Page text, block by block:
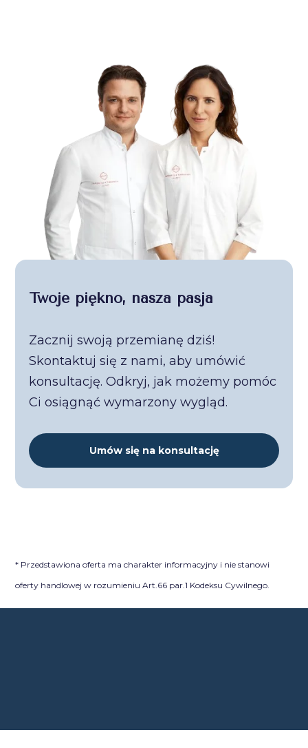
Twoje piękno, nasza pasja
Zacznij swoją przemianę dziś!
Skontaktuj się z nami, aby umówić
konsultację. Odkryj, jak możemy pomóc
Ci osiągnąć wymarzony wygląd.
Umów się na konsultację
* Przedstawiona oferta ma charakter informacyjny i nie stanowi
oferty handlowej w rozumieniu Art.66 par.1 Kodeksu Cywilnego.